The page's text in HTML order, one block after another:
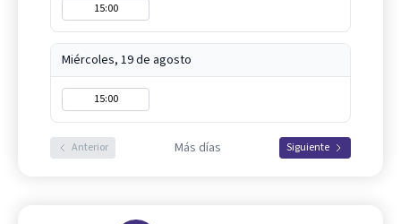
15:00
Miércoles, 19 de agosto
15:00
Anterior Más días Siguiente